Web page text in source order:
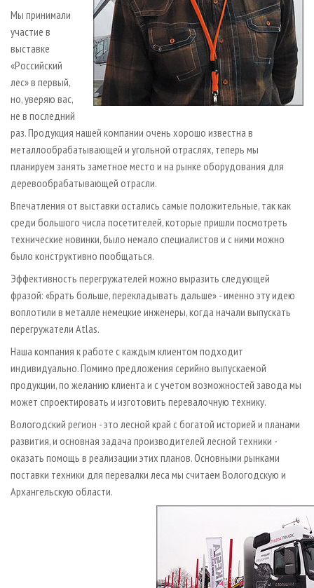
Мы принимали
участие в
выставке
«Российский
лес» в первый,
но, уверяю вас,
не в последний
раз. Продукция нашей компании очень хорошо известна в
металлообрабатывающей и угольной отраслях, теперь мы
планируем занять заметное место и на рынке оборудования для
деревообрабатывающей отрасли.
Впечатления от выставки остались самые положительные, так как
среди большого числа посетителей, которые пришли посмотреть
технические новинки, было немало специалистов и с ними можно
было конструктивно пообщаться.
Эффективность перегружателей можно выразить следующей
фразой: «Брать больше, перекладывать дальше» - именно эту идею
воплотили в металле немецкие инженеры, когда начали выпускать
перегружатели Atlas.
Наша компания к работе с каждым клиентом подходит
индивидуально. Помимо предложения серийно выпускаемой
продукции, по желанию клиента и с учетом возможностей завода мы
может спроектировать и изготовить перевалочную технику.
Вологодский регион - это лесной край с богатой историей и планами
развития, и основная задача производителей лесной техники -
оказать помощь в реализации этих планов. Основными рынками
поставки техники для перевалки леса мы считаем Вологодскую и
Архангельскую области.